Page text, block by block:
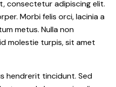
consectetur adipiscing elit.
Morbi felis orci, lacinia a
metus. Nulla non
molestie turpis, sit amet
hendrerit tincidunt. Sed